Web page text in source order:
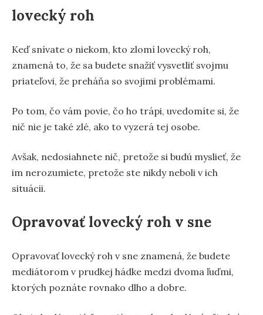
lovecký roh
Keď snívate o niekom, kto zlomí lovecký roh,
znamená to, že sa budete snažiť vysvetliť svojmu
priateľovi, že preháňa so svojimi problémami.
Po tom, čo vám povie, čo ho trápi, uvedomíte si, že
nič nie je také zlé, ako to vyzerá tej osobe.
Avšak, nedosiahnete nič, pretože si budú myslieť, že
im nerozumiete, pretože ste nikdy neboli v ich
situácii.
Opravovať lovecký roh v sne
Opravovať lovecký roh v sne znamená, že budete
mediátorom v prudkej hádke medzi dvoma ľuďmi,
ktorých poznáte rovnako dlho a dobre.